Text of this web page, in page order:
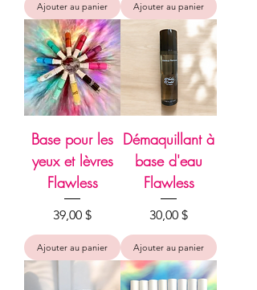
Ajouter au panier Ajouter au panier
Base pour les
yeux et lèvres
Flawless
Prix
39,00 $
Ajouter au panier
Démaquillant à
base d'eau
Flawless
Prix
30,00 $
Ajouter au panier